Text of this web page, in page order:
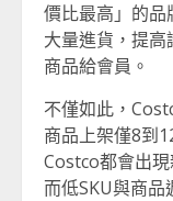
價比最高」的
大量進貨，提
商品給會員。
不僅如此，
商品上架僅8到
Costco都會出
而低SKU與商